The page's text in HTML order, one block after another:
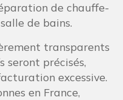
de chauffe-
de bains.
transparents
seront précisés,
excessive.
en France,